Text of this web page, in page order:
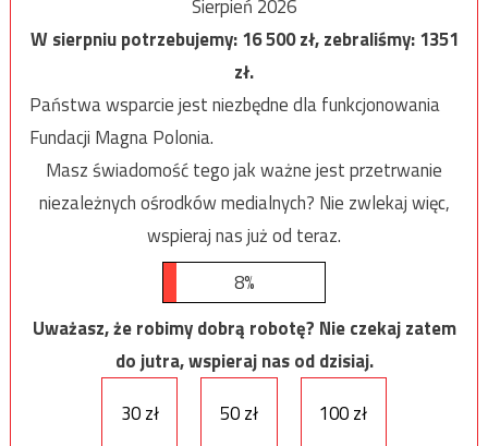
Sierpień 2026
W sierpniu potrzebujemy:16 500zł, zebraliśmy:1351
zł.
Państwa wsparcie jest niezbędne dla funkcjonowania
Fundacji Magna Polonia.
Masz świadomość tego jak ważne jest przetrwanie
niezależnych ośrodków medialnych? Nie zwlekaj więc,
wspieraj nas już od teraz.
8%
Uważasz, że robimy dobrą robotę? Nie czekaj zatem
do jutra, wspieraj nas od dzisiaj.
30 zł
50 zł 100 zł